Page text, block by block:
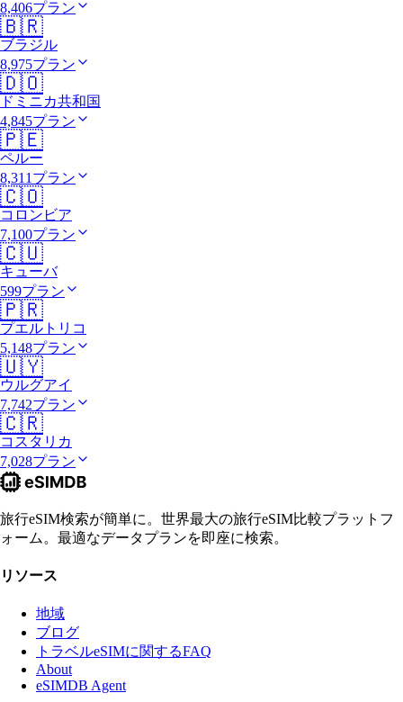
8,406プラン
🇧🇷
ブラジル
8,975プラン
🇩🇴
ドミニカ共和国
4,845プラン
🇵🇪
ペルー
8,311プラン
🇨🇴
コロンビア
7,100プラン
🇨🇺
キューバ
599プラン
🇵🇷
プエルトリコ
5,148プラン
🇺🇾
ウルグアイ
7,742プラン
🇨🇷
コスタリカ
7,028プラン
旅行eSIM検索が簡単に。世界最大の旅行eSIM比較プラットフ
ォーム。最適なデータプランを即座に検索。
リソース
地域
ブログ
トラベルeSIMに関するFAQ
About
eSIMDB Agent